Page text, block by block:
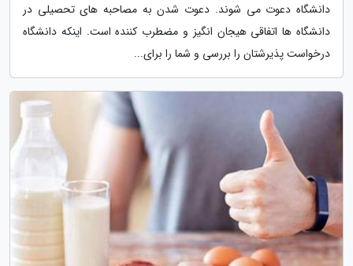
دانشگاه دعوت می شوند. دعوت شدن به مصاحبه های تحصیلی در
دانشگاه ها اتفاقی هیجان انگیز و مضطرب کننده است. اینکه دانشگاه
درخواست پذیرشتان را بررسی و شما را برای...